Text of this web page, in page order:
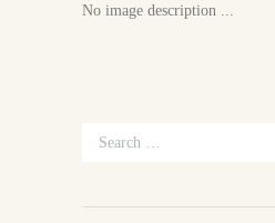
No image description ...